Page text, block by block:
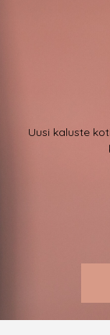
Uusi kaluste